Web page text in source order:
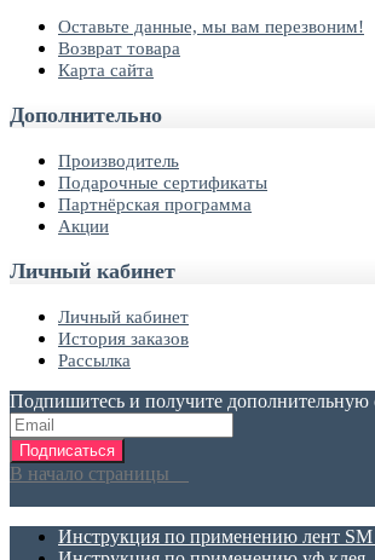
Оставьте данные, мы вам перезвоним!
Возврат товара
Карта сайта
Дополнительно
Производитель
Подарочные сертификаты
Партнёрская программа
Акции
Личный кабинет
Личный кабинет
История заказов
Рассылка
Подпишитесь и получите дополнительную
Подписаться
В начало страницы
Инструкция по применению лент SM